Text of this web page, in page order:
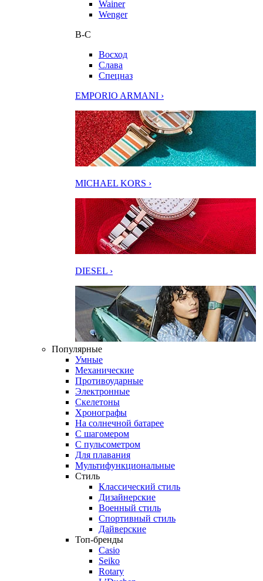
Wainer
Wenger
В-С
Восход
Слава
Спецназ
EMPORIO ARMANI ›
MICHAEL KORS ›
DIESEL ›
Популярные
Умные
Механические
Противоударные
Электронные
Скелетоны
Хронографы
На солнечной батарее
С шагомером
С пульсометром
Для плавания
Мультифункциональные
Стиль
Классический стиль
Дизайнерские
Военный стиль
Спортивный стиль
Дайверские
Топ-бренды
Casio
Seiko
Rotary